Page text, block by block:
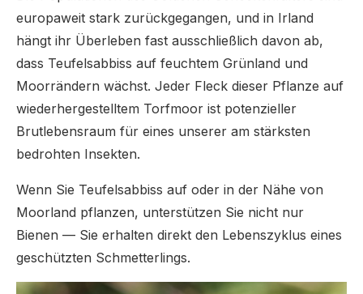
europaweit stark zurückgegangen, und in Irland
hängt ihr Überleben fast ausschließlich davon ab,
dass Teufelsabbiss auf feuchtem Grünland und
Moorrändern wächst. Jeder Fleck dieser Pflanze auf
wiederhergestelltem Torfmoor ist potenzieller
Brutlebensraum für eines unserer am stärksten
bedrohten Insekten.
Wenn Sie Teufelsabbiss auf oder in der Nähe von
Moorland pflanzen, unterstützen Sie nicht nur
Bienen — Sie erhalten direkt den Lebenszyklus eines
geschützten Schmetterlings.